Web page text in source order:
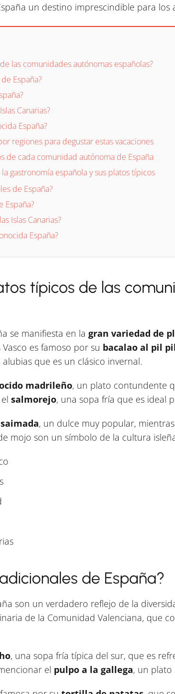
un destino imprescindible para los
las comunidades autónomas españolas?
España?
Canarias?
España?
regiones para degustar estas vacaciones
de cada comunidad autónoma de España
gastronomía española y sus platos típicos
de España?
España?
Islas Canarias?
España?
típicos de las
se manifiesta en la gran variedad de
es famoso por su bacalao al pil pil
que es un clásico invernal.
madrileño, un plato contundente
salmorejo, una sopa fría que es ideal
, un dulce muy popular,
mojo son un símbolo de la cultura
de España?
son un verdadero reflejo de la
de la Comunidad Valenciana, que
, una sopa fría típica del sur, que es
el pulpo a la gallega, un plato